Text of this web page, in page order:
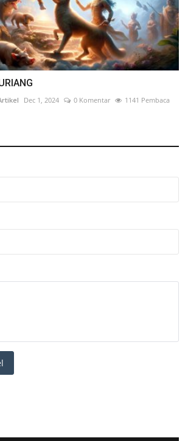
Dec 1, 2024 0 Komentar 1141 Pembaca